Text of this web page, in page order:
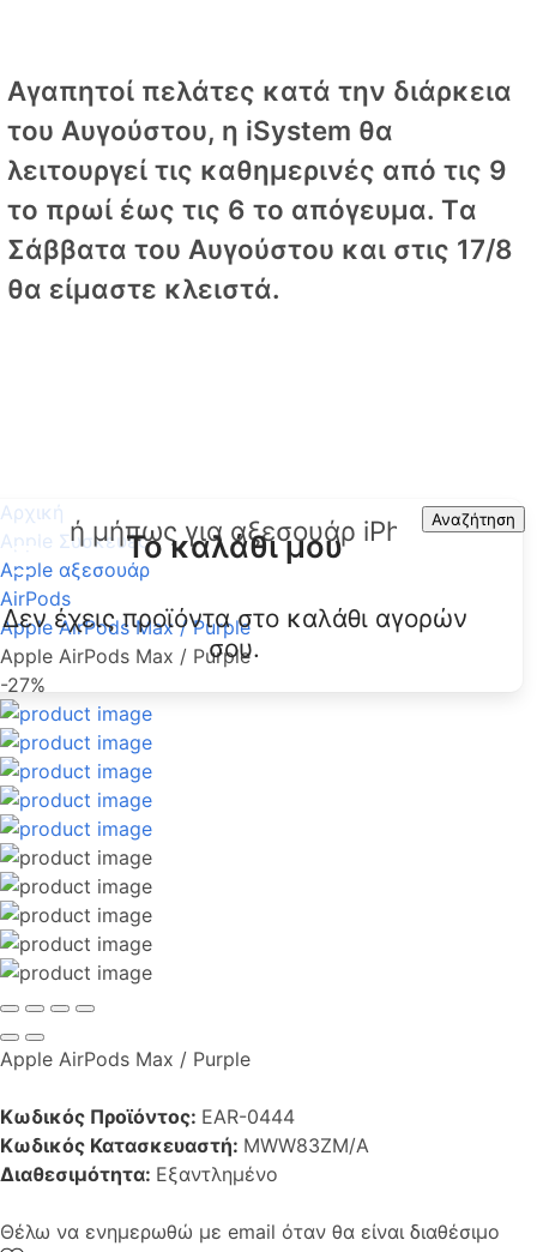
Αγαπητοί πελάτες κατά την διάρκεια
του Αυγούστου, η iSystem θα
λειτουργεί τις καθημερινές από τις 9
το πρωί έως τις 6 το απόγευμα. Tα
Σάββατα του Αυγούστου και στις 17/8
θα είμαστε κλειστά.
Αναζήτηση
Το καλάθι μου
Δεν έχεις προϊόντα στο καλάθι αγορών
σου.
Αρχική
Apple Συσκευές
Apple αξεσουάρ
AirPods
Apple AirPods Max / Purple
Apple AirPods Max / Purple
-27%
Apple AirPods Max / Purple
Κωδικός Προϊόντος: EAR-0444
Κωδικός Κατασκευαστή: MWW83ZM/A
Διαθεσιμότητα: Εξαντλημένο
Θέλω να ενημερωθώ με email όταν θα είναι διαθέσιμο